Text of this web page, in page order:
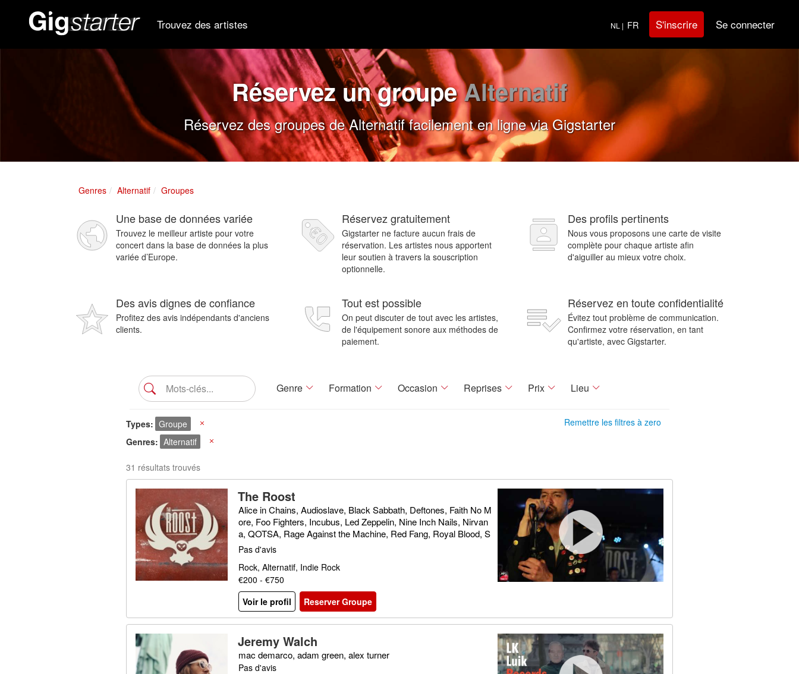
Trouvez des artistes NL | FR S'inscrire Se connecter
Réservez un groupeAlternatif
Réservez des groupes de Alternatif facilement en ligne via Gigstarter
Genres Alternatif Groupes
Une base de données variée
Trouvez le meilleur artiste pour votre
concert dans la base de données la plus
variée d’Europe.
Réservez gratuitement
Gigstarter ne facture aucun frais de
réservation. Les artistes nous apportent
leur soutien à travers la souscription
optionnelle.
Des profils pertinents
Nous vous proposons une carte de visite
complète pour chaque artiste afin
d'aiguiller au mieux votre choix.
Des avis dignes de confiance
Profitez des avis indépendants d'anciens
clients.
Tout est possible
On peut discuter de tout avec les artistes,
de l'équipement sonore aux méthodes de
paiement.
Réservez en toute confidentialité
Évitez tout problème de communication.
Confirmez votre réservation, en tant
qu'artiste, avec Gigstarter.
Genre Formation Occasion Reprises Prix Lieu
Remettre les filtres à zero
Types Groupe
Genres
Alternatif
31 résultats trouvés
The Roost
Alice in Chains, Audioslave, Black Sabbath, Deftones, Faith No M
ore, Foo Fighters, Incubus, Led Zeppelin, Nine Inch Nails, Nirvan
a, QOTSA, Rage Against the Machine, Red Fang, Royal Blood, S
OAD, Soundgarden, Triggerfinger, Truck Fighters, Wolfmother
Pas d'avis
Rock, Alternatif, Indie Rock
€200 - €750
Voir le profil
Reserver Groupe
Jeremy Walch
mac demarco, adam green, alex turner
Pas d'avis